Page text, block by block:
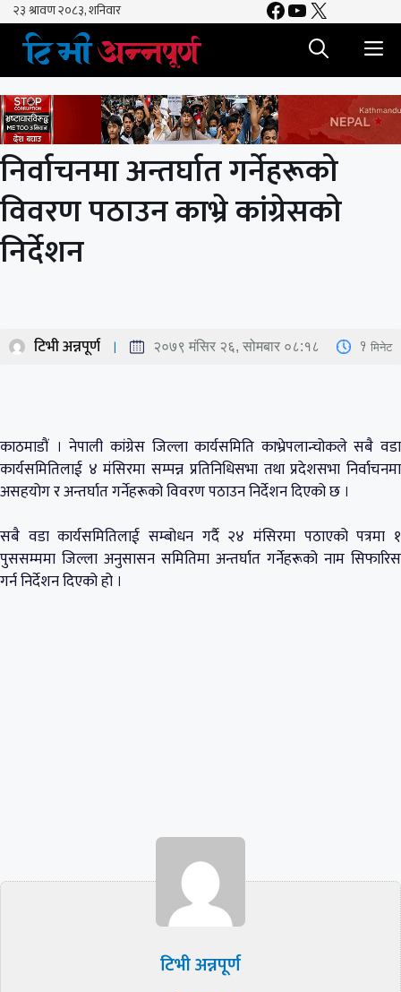
Skip
content
Facebook
YouTube
X
निर्वाचनमा अन्तर्घात गर्नेहरूको
विवरण पठाउन काभ्रे कांग्रेसको
निर्देशन
टिभी अन्नपूर्ण २०७९ मंसिर २६, सोमबार ०८:१८ 1 मिनेट
काठमाडौं । नेपाली कांग्रेस जिल्ला कार्यसमिति काभ्रेपलान्चोकले सबै वडा
कार्यसमितिलाई ४ मंसिरमा सम्पन्न प्रतिनिधिसभा तथा प्रदेशसभा निर्वाचनमा
असहयोग र अन्तर्घात गर्नेहरूको विवरण पठाउन निर्देशन दिएको छ ।
सबै वडा कार्यसमितिलाई सम्बोधन गर्दै २४ मंसिरमा पठाएको पत्रमा १
पुससम्ममा जिल्ला अनुसासन समितिमा अन्तर्घात गर्नेहरूको नाम सिफारिस
गर्न निर्देशन दिएको हो ।
टिभी अन्नपूर्ण